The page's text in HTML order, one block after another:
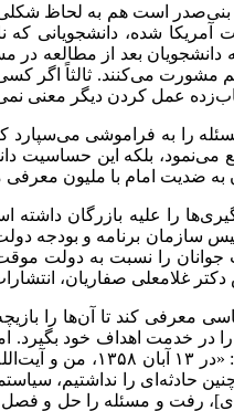
بنی‌صدر است هم به لحاظ
شده، دانشجویانی که
بعد از مطالعه در
می‌کنند. ثالثاً اگر
عمل کردن دیگر معنی
را به فراموشی می‌سپارد
ضدیت امام با ملیون معرفی
را علیه بازرگان
برنامه و بودجه
را نسبت به دولت
غلامعلی صفاریان، انتشارات
کند تا آن‌ها را بازیچه
در خدمت اهداف خود بگیرد.
واقعیت، آقای
رفت و مسئله را حل و فصل